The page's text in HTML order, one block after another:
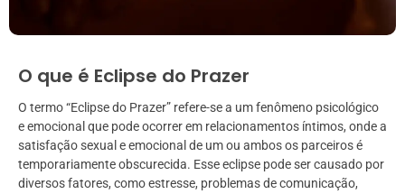
O que é Eclipse do Prazer
O termo “Eclipse do Prazer” refere-se a um fenômeno psicológico
e emocional que pode ocorrer em relacionamentos íntimos, onde a
satisfação sexual e emocional de um ou ambos os parceiros é
temporariamente obscurecida. Esse eclipse pode ser causado por
diversos fatores, como estresse, problemas de comunicação,